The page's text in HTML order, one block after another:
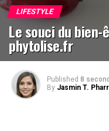
LIFESTYLE
Le souci du bien-
phytolise.fr
Published 8
By Jasmin T.